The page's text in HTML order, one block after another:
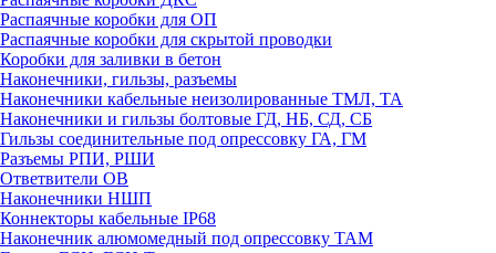
Распаячные коробки для ОП
Распаячные коробки для скрытой проводки
Коробки для заливки в бетон
Наконечники, гильзы, разъемы
Наконечники кабельные неизолированные ТМЛ, ТА
Наконечники и гильзы болтовые ГД, НБ, СД, СБ
Гильзы соединительные под опрессовку ГА, ГМ
Разъемы РПИ, РШИ
Ответвители ОВ
Наконечники НШП
Коннекторы кабельные IP68
Наконечник алюмомедный под опрессовку ТАМ